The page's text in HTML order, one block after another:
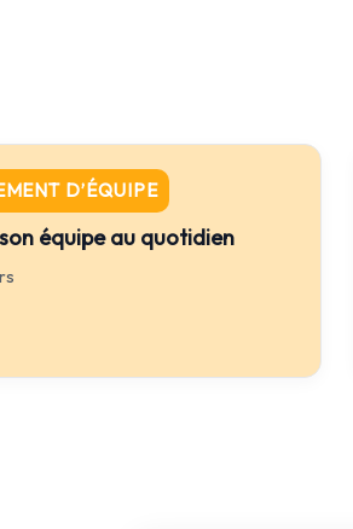
D’ÉQUIPE
équipe au quotidien